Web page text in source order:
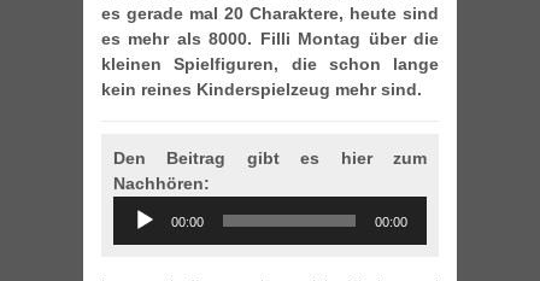
es gerade mal 20 Charaktere, heute sind
es mehr als 8000. Filli Montag über die
kleinen Spielfiguren, die schon lange
kein reines Kinderspielzeug mehr sind.
Den Beitrag gibt es hier zum
Nachhören:
Audio
Player
00:00 00:00